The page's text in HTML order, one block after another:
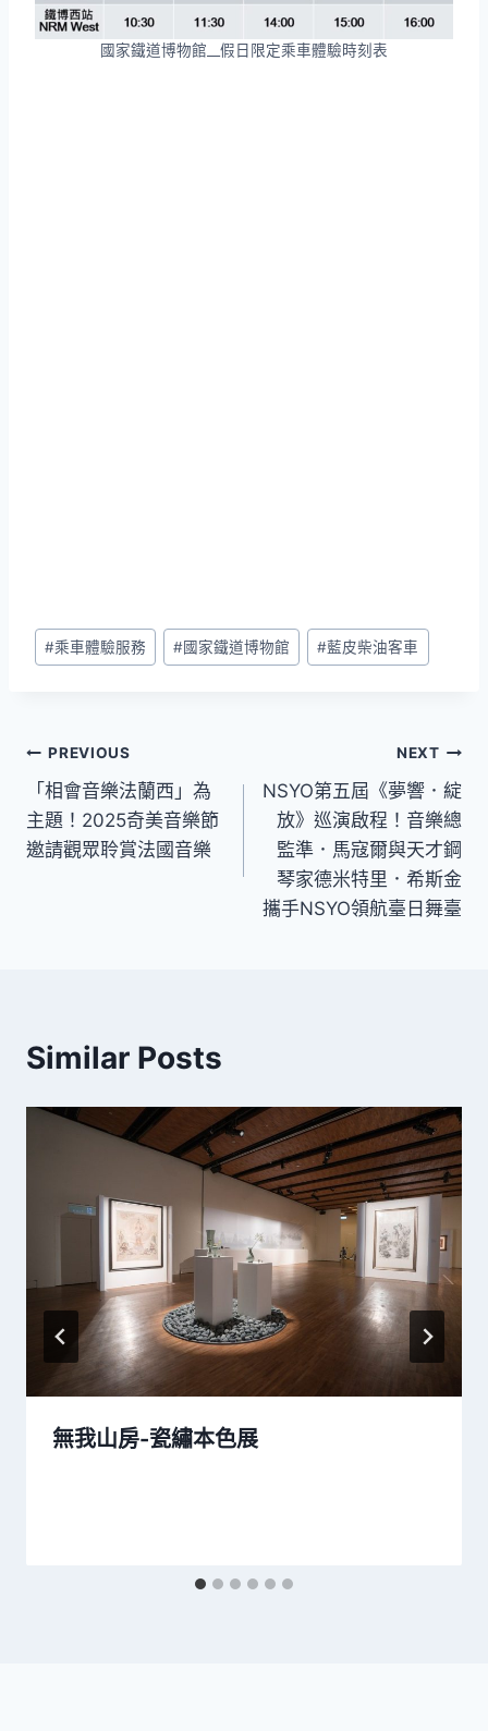
國家鐵道博物館__假日限定乘車體驗時刻表
Post
Tags:
#乘車體驗服務 #國家鐵道博物館 #藍皮柴油客車
文
章
導
PREVIOUS
「相會音樂法蘭西」為
主題！2025奇美音樂節
邀請觀眾聆賞法國音樂
NEXT
NSYO第五屆《夢響．綻
放》巡演啟程！音樂總
監準．馬寇爾與天才鋼
琴家德米特里．希斯金
攜手NSYO領航臺日舞臺
Similar Posts
無我山房-瓷繡本色展